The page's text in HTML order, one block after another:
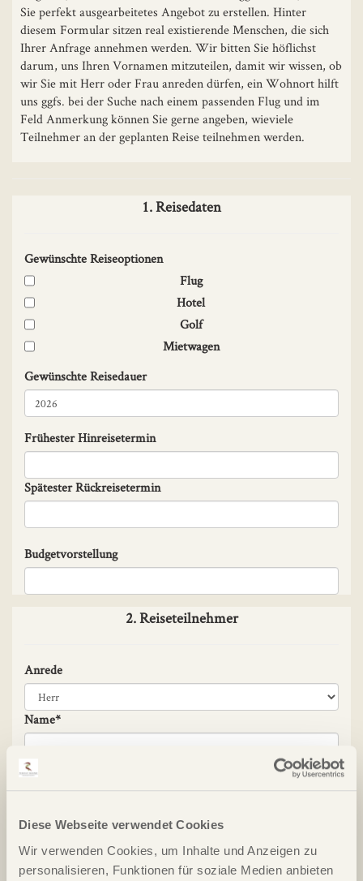
Diese Webseite verwendet Cookies
Wir verwenden Cookies, um Inhalte und Anzeigen zu
personalisieren, Funktionen für soziale Medien anbieten
Sie perfekt ausgearbeitetes Angebot zu erstellen. Hinter
diesem Formular sitzen real existierende Menschen, die sich
Ihrer Anfrage annehmen werden. Wir bitten Sie höflichst
darum, uns Ihren Vornamen mitzuteilen, damit wir wissen, ob
wir Sie mit Herr oder Frau anreden dürfen, ein Wohnort hilft
uns ggfs. bei der Suche nach einem passenden Flug und im
Feld Anmerkung können Sie gerne angeben, wieviele
Teilnehmer an der geplanten Reise teilnehmen werden.
1. Reisedaten
Gewünschte Reiseoptionen
Flug
Hotel
Golf
Mietwagen
Gewünschte Reisedauer
Frühester Hinreisetermin
Spätester Rückreisetermin
Budgetvorstellung
2. Reiseteilnehmer
Anrede
Name*
Vorname*
Geburtsdatum